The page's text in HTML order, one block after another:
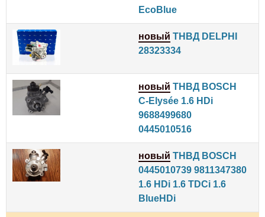
EcoBlue
новый ТНВД DELPHI
28323334
новый ТНВД BOSCH
C-Elysée 1.6 HDi
9688499680
0445010516
новый ТНВД BOSCH
0445010739 9811347380
1.6 HDi 1.6 TDCi 1.6
BlueHDi